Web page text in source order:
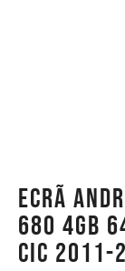
Ecrã
680 4GB
CIC